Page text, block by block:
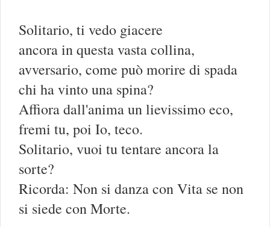
Solitario, ti vedo giacere
ancora in questa vasta collina,
avversario, come può morire di spada
chi ha vinto una spina?
Affiora dall'anima un lievissimo eco,
fremi tu, poi Io, teco.
Solitario, vuoi tu tentare ancora la
sorte?
Ricorda: Non si danza con Vita se non
si siede con Morte.